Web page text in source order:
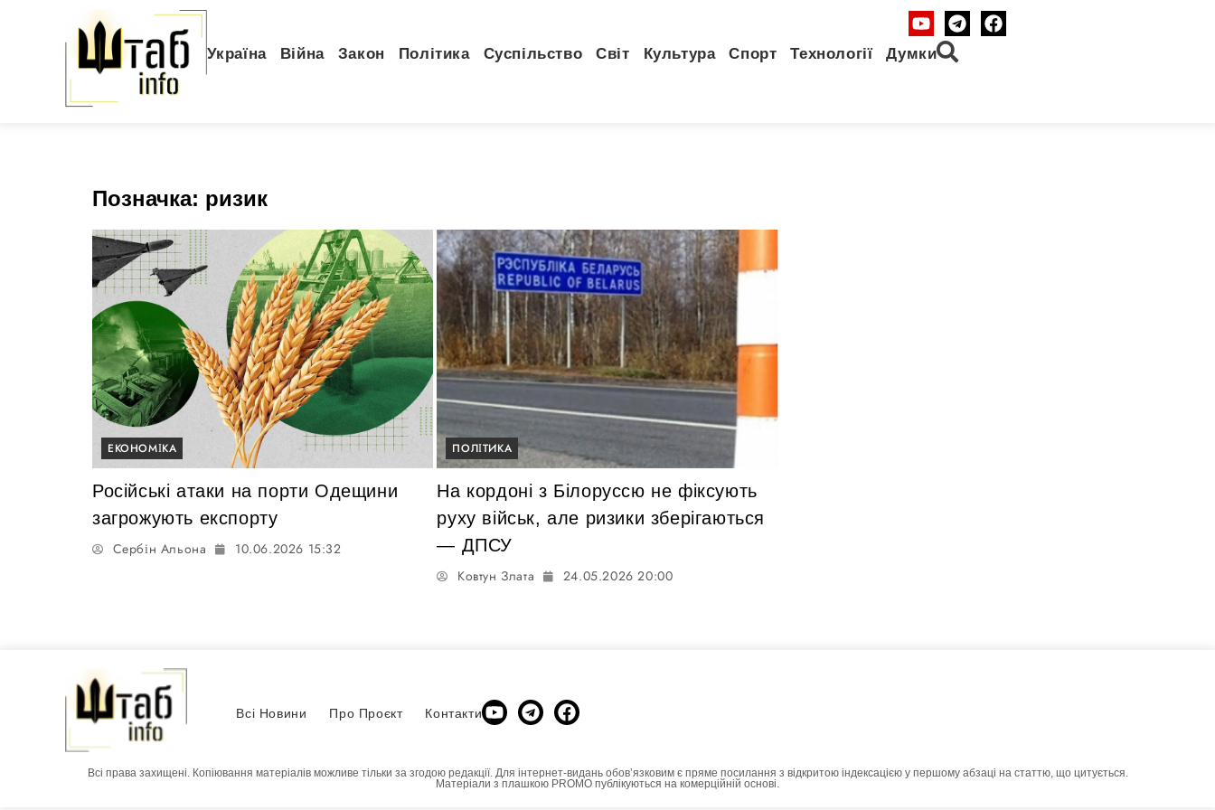
Україна Війна Закон Політика Суспільство Світ Культура Спорт Технології Думки
Позначка: ризик
ЕКОНОМІКА
Російські атаки на порти Одещини
загрожують експорту
Сербін Альона 10.06.2026 15:32
ПОЛІТИКА
На кордоні з Білоруссю не фіксують
руху військ, але ризики зберігаються
— ДПСУ
Ковтун Злата 24.05.2026 20:00
Всі Новини Про Проєкт Контакти
Всі права захищені. Копіювання матеріалів можливе тільки за згодою редакції. Для інтернет-видань обовʼязковим є пряме посилання з відкритою індексацією у першому абзаці на статтю, що цитується.
Матеріали з плашкою PROMO публікуються на комерційній основі.